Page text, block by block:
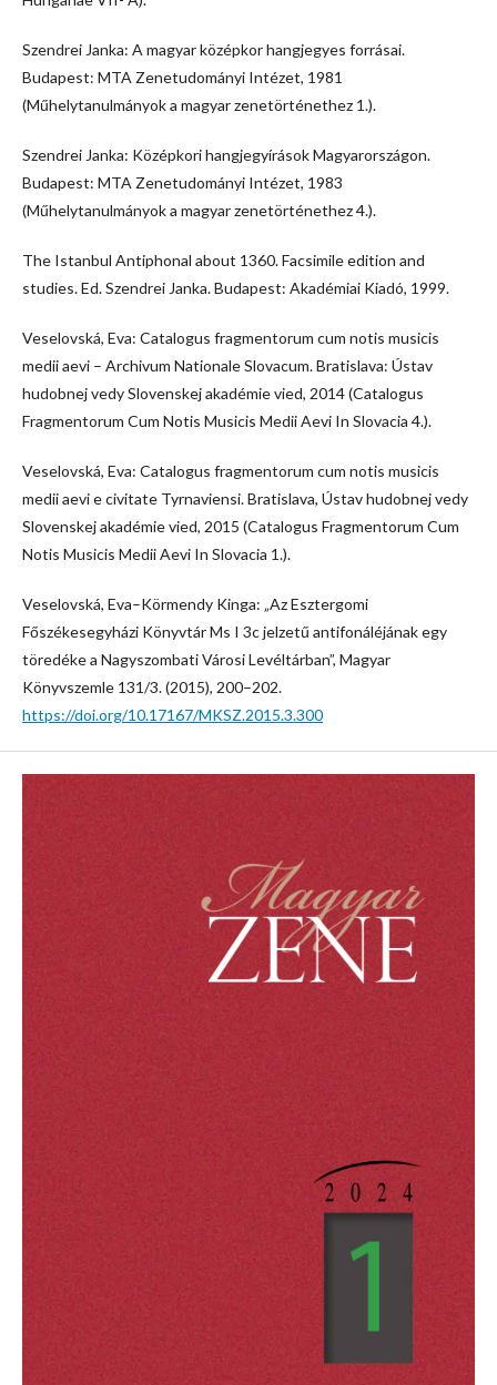
Szendrei Janka: A magyar középkor hangjegyes forrásai.
Budapest: MTA Zenetudományi Intézet, 1981
(Műhelytanulmányok a magyar zenetörténethez 1.).
Szendrei Janka: Középkori hangjegyírások Magyarországon.
Budapest: MTA Zenetudományi Intézet, 1983
(Műhelytanulmányok a magyar zenetörténethez 4.).
The Istanbul Antiphonal about 1360. Facsimile edition and
studies. Ed. Szendrei Janka. Budapest: Akadémiai Kiadó, 1999.
Veselovská, Eva: Catalogus fragmentorum cum notis musicis
medii aevi – Archivum Nationale Slovacum. Bratislava: Ústav
hudobnej vedy Slovenskej akadémie vied, 2014 (Catalogus
Fragmentorum Cum Notis Musicis Medii Aevi In Slovacia 4.).
Veselovská, Eva: Catalogus fragmentorum cum notis musicis
medii aevi e civitate Tyrnaviensi. Bratislava, Ústav hudobnej vedy
Slovenskej akadémie vied, 2015 (Catalogus Fragmentorum Cum
Notis Musicis Medii Aevi In Slovacia 1.).
Veselovská, Eva–Körmendy Kinga: „Az Esztergomi
Főszékesegyházi Könyvtár Ms I 3c jelzetű antifonáléjának egy
töredéke a Nagyszombati Városi Levéltárban”, Magyar
Könyvszemle 131/3. (2015), 200–202.
https://doi.org/10.17167/MKSZ.2015.3.300